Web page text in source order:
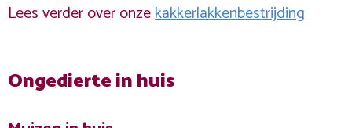
Lees verder over onzekakkerlakkenbestrijding
Ongedierte in huis